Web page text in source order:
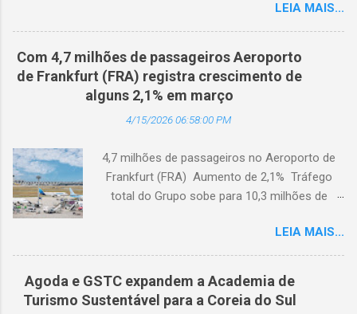
passageiros-quilômetro pagos (RPK), caiu 1,7%
em comparação com junho de 2025. Excluindo
o Oriente Médio, a demanda diminuiu 0,6%. A
capacidade total, medida em assentos-
quilômetro disponíveis (ASK), diminuiu 1,3% em
relação ao ano anterior. A taxa de ocupação foi
de 84,2% (-0,4 ponto percentual em
internacional caiu 0,9% em comparação com
junho de 2025. Excluindo o Oriente Médio, a
demanda cresceu 1,1%. A capacidade diminuiu
ocupação foi de 84,2% (-0,2 ponto percentual
em comparação com junho de 2025). A
demanda doméstica contraiu 3,0% em
comparação com junho de 2025. A capacidade
LEIA MAIS...
Com 4,7 milhões de passageiros Aeroporto
de Frankfurt (FRA) registra crescimento de
alguns 2,1% em março
4/15/2026 06:58:00 PM
4,7 milhões de passageiros no Aeroporto de
Frankfurt (FRA) Aumento de 2,1% Tráfego
total do Grupo sobe para 10,3 milhões de
4,7 milhões de passageiros utilizaram o
Aeroporto de Frankfurt (FRA) em março de
2026. O tráfego no mês em análise registrou
um crescimento anual de 2,1%, apesar dos
impactos extraordinários resultantes de dois
LEIA MAIS...
Agoda e GSTC expandem a Academia de
Turismo Sustentável para a Coreia do Sul